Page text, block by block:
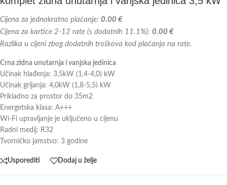
Cijena za jednokratno plaćanje: 0.00 €
Cijena za kartice 2-12 rate (s dodatnih 11.1%): 0.00 €
Razlika u cijeni zbog dodatnih troškova kod plaćanja na rate.
Crna zidna unutarnja i vanjska jedinica
Učinak hlađenja: 3,5kW (1,4-4,0) kW
Učinak grijanja: 4,0kW (1,8-5,5) kW
Prikladno za prostor do 35m2
Energetska klasa: A+++
Wi-Fi upravljanje je uključeno u cijenu
Radni medij: R32
Tvorničko jamstvo: 3 godine
Usporediti Dodaj u želje